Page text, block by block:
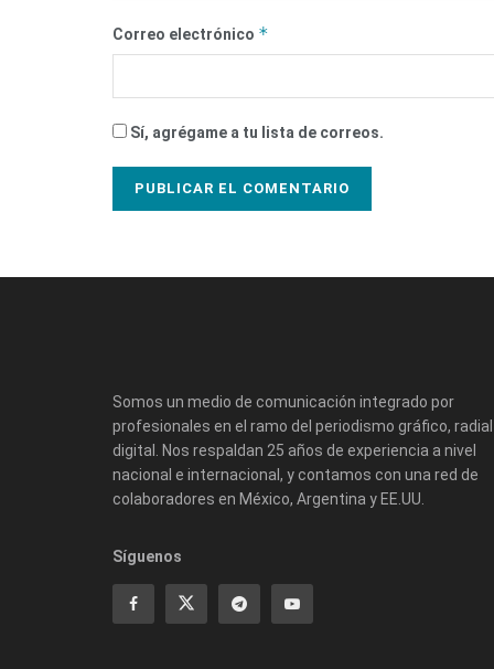
Correo electrónico *
Sí, agrégame a tu lista de correos.
Somos un medio de comunicación integrado por
profesionales en el ramo del periodismo gráfico,
digital. Nos respaldan 25 años de experiencia a nivel
nacional e internacional, y contamos con una red de
colaboradores en México, Argentina y EE.UU.
Síguenos